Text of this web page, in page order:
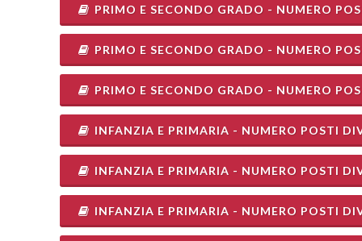
PRIMO E SECONDO GRADO - NUMERO
PRIMO E SECONDO GRADO - NUMERO
PRIMO E SECONDO GRADO - NUMERO
INFANZIA E PRIMARIA - NUMERO POSTI
INFANZIA E PRIMARIA - NUMERO POSTI
INFANZIA E PRIMARIA - NUMERO POSTI